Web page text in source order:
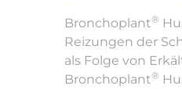
Bronchoplant®
Reizungen der
als Folge von
Bronchoplant®